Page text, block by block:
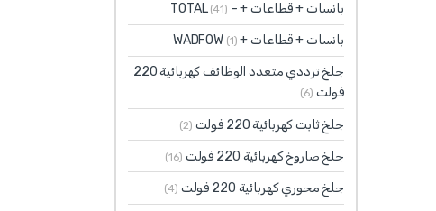
بانسات + قطاعات + – TOTAL (41)
بانسات + قطاعات + WADFOW (1)
جلخ ترددي متعدد الوظائف كهربائية 220
فولت (6)
جلخ ثابت كهربائية 220 فولت (2)
جلخ صاروخ كهربائية 220 فولت (16)
جلخ محوري كهربائية 220 فولت (4)